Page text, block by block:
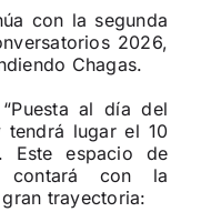
con la segunda
2026,
Chagas.
al día del
tendrá lugar el 10
Este espacio de
contará con la
trayectoria: